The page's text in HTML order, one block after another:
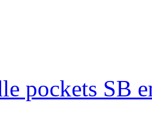
pockets SB